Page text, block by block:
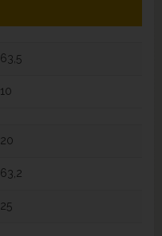
63,5
10
20
63,2
25